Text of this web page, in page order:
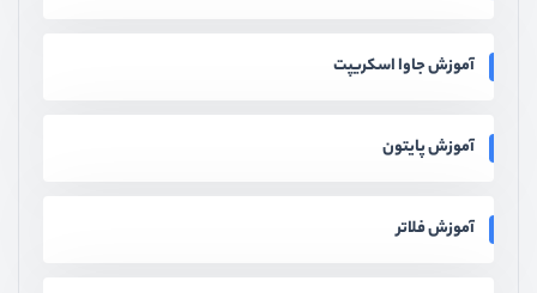
آموزش جاوا اسکریپت
آموزش پایتون
آموزش فلاتر